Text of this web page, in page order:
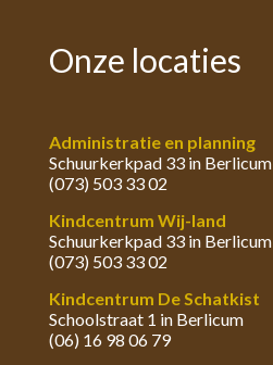
Onze locaties
Administratie en planning
Schuurkerkpad 33 in Berlicum
(073) 503 33 02
Kindcentrum Wij-land
Schuurkerkpad 33 in Berlicum
(073) 503 33 02
Kindcentrum De Schatkist
Schoolstraat 1 in Berlicum
(06) 16 98 06 79